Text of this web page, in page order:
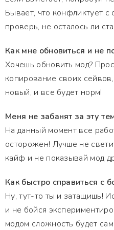
Бывает, что конфликтует с
проверь, не осталось ли
Как мне обновиться и не
Хочешь обновить мод?
копирование своих
новый, и все будет норм!
Меня не забанят за эту
На данный момент все
осторожен! Лучше не
кайф и не показывай мод
Как быстро справиться с
Ну, тут-то ты и затащишь!
и не бойся
модом сложность будет